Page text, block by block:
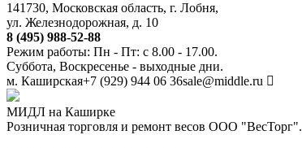
141730, Московская область, г. Лобня,
ул. Железнодорожная, д. 10
8 (495) 988-52-88
Режим работы: Пн - Пт: с 8.00 - 17.00.
Суббота, Воскресенье - выходные дни.
м. Каширская+7 (929) 944 06 36sale@middle.ru
МИДЛ на Каширке
Розничная торговля и ремонт весов ООО "ВесТорг".